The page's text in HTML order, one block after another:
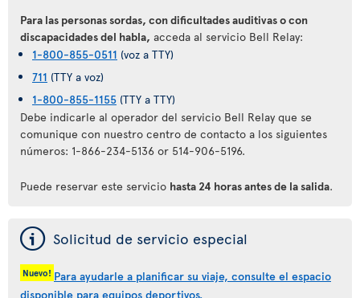
Para las personas sordas, con dificultades auditivas o con
discapacidades del habla, acceda al servicio Bell Relay:
1-800-855-0511 (voz a TTY)
711 (TTY a voz)
1-800-855-1155 (TTY a TTY)
Debe indicarle al operador del servicio Bell Relay que se
comunique con nuestro centro de contacto a los siguientes
números: 1-866-234-5136 or 514-906-5196.
Puede reservar este servicio hasta 24 horas antes de la salida.
ý Solicitud de servicio especial
Nuevo! Para ayudarle a planificar su viaje, consulte el espacio
disponible para equipos deportivos.